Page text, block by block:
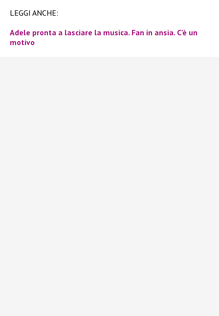
LEGGI ANCHE:
Adele pronta a lasciare la musica. Fan in ansia. C’è un
motivo